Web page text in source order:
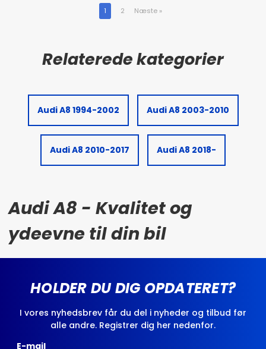
1 2 Næste »
Audi A8 1994-2002 Audi A8 2003-2010
Audi A8 2010-2017 Audi A8 2018-
Audi A8 - Kvalitet og
ydeevne til din bil
HOLDER DU DIG OPDATERET?
I vores nyhedsbrev får du del i nyheder og tilbud før
alle andre. Registrer dig her nedenfor.
E-mail